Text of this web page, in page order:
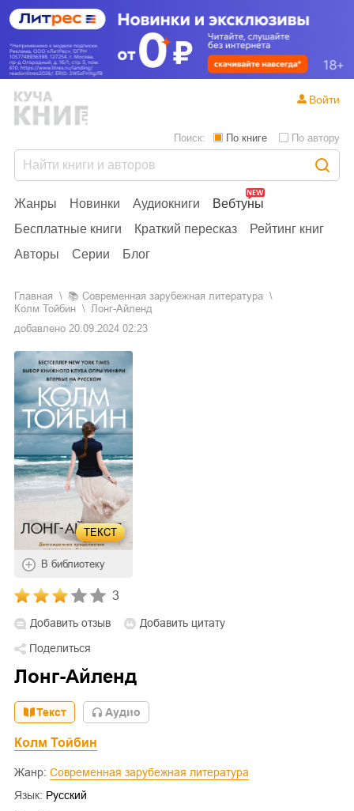
Жанры Новинки Аудиокниги
Вебтуны
Бесплатные книги
Краткий пересказ
Рейтинг книг
Авторы
Серии Блог
Поиск: По книге По автору
Войти
Главная 📚
современная зарубежная литература
Колм Тойбин
Лонг-Айленд
добавлено 20.09.2024 02:23
ТЕКСТ
В библиотеку
3
Добавить отзыв
Добавить цитату
Поделиться
Лонг-Айленд
Текст Aудио
Колм Тойбин
Жанр:
Современная зарубежная литература
Язык: Русский